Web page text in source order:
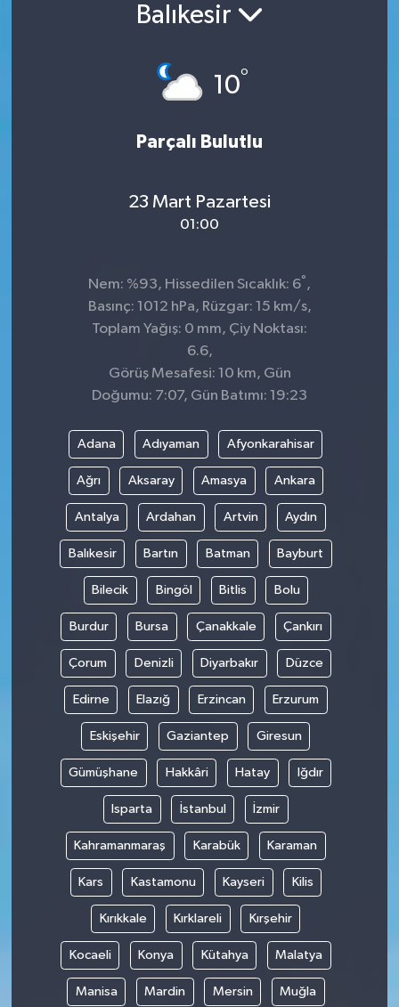
Balıkesir
10°
Parçalı Bulutlu
23 Mart Pazartesi
01:00
Nem: %93, Hissedilen Sıcaklık: 6° ,
Basınç: 1012 hPa, Rüzgar: 15 km/s,
Toplam Yağış: 0 mm, Çiy Noktası:
6.6,
Görüş Mesafesi: 10 km, Gün
Doğumu: 7:07, Gün Batımı: 19:23
Adana Adıyaman Afyonkarahisar
Ağrı Aksaray Amasya Ankara
Antalya Ardahan Artvin Aydın
Balıkesir Bartın Batman Bayburt
Bilecik Bingöl Bitlis Bolu
Burdur Bursa Çanakkale Çankırı
Çorum Denizli Diyarbakır Düzce
Edirne Elazığ Erzincan Erzurum
Eskişehir Gaziantep Giresun
Gümüşhane Hakkâri Hatay Iğdır
Isparta İstanbul İzmir
Kahramanmaraş Karabük Karaman
Kars Kastamonu Kayseri Kilis
Kırıkkale Kırklareli Kırşehir
Kocaeli Konya Kütahya Malatya
Manisa Mardin Mersin Muğla